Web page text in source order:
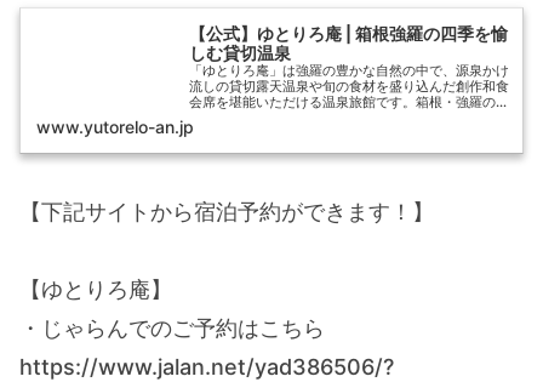
【公式】ゆとりろ庵 | 箱根強羅の四季を愉
しむ貸切温泉
「ゆとりろ庵」は強羅の豊かな自然の中で、源泉かけ
流しの貸切露天温泉や旬の食材を盛り込んだ創作和食
会席を堪能いただける温泉旅館です。箱根・強羅の魅
www.yutorelo-an.jp
【下記サイトから宿泊予約ができます！】
【ゆとりろ庵】
・じゃらんでのご予約はこちら
https://www.jalan.net/yad386506/?